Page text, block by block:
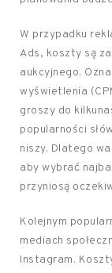
W przypadku
Ads, koszty są
aukcyjnego.
wyświetlenia
groszy do
popularności
niszy. Dlatego
aby wybrać
przyniosą
Kolejnym
mediach
Instagram.